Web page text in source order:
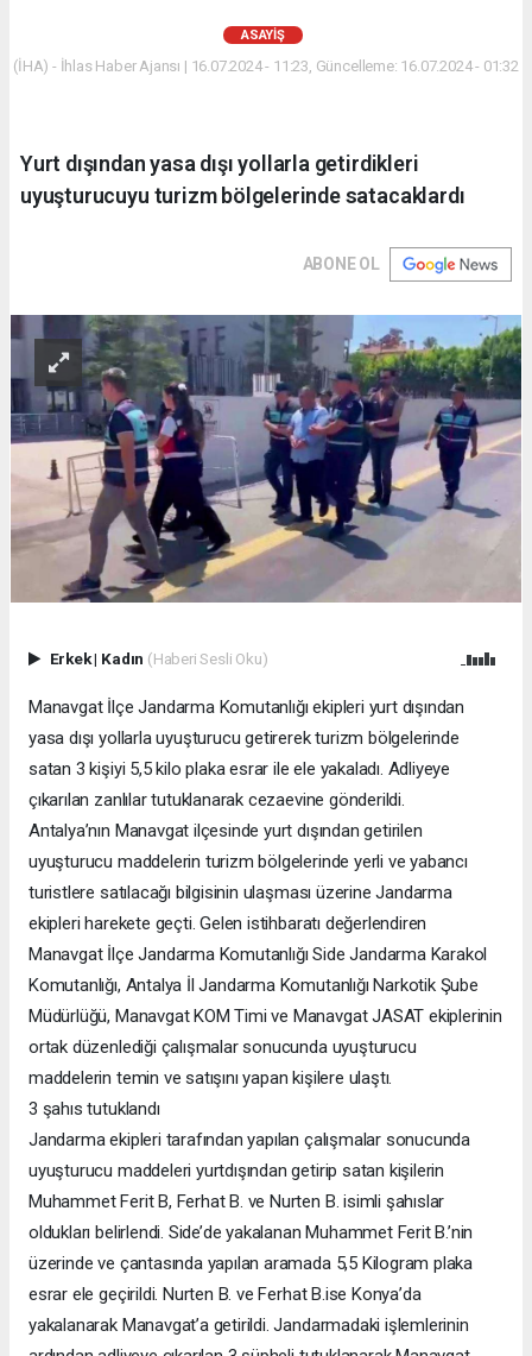
ASAYIŞ
(İHA) - İhlas Haber Ajansı | 16.07.2024 - 11:23, Güncelleme: 16.07.2024 - 01:32
Yurt dışından yasa dışı yollarla getirdikleri
uyuşturucuyu turizm bölgelerinde satacaklardı
ABONE OL
Erkek| Kadın (Haberi Sesli Oku)
Manavgat İlçe Jandarma Komutanlığı ekipleri yurt dışından
yasa dışı yollarla uyuşturucu getirerek turizm bölgelerinde
satan 3 kişiyi 5,5 kilo plaka esrar ile ele yakaladı. Adliyeye
çıkarılan zanlılar tutuklanarak cezaevine gönderildi.
Antalya’nın Manavgat ilçesinde yurt dışından getirilen
uyuşturucu maddelerin turizm bölgelerinde yerli ve yabancı
turistlere satılacağı bilgisinin ulaşması üzerine Jandarma
ekipleri harekete geçti. Gelen istihbaratı değerlendiren
Manavgat İlçe Jandarma Komutanlığı Side Jandarma Karakol
Komutanlığı, Antalya İl Jandarma Komutanlığı Narkotik Şube
Müdürlüğü, Manavgat KOM Timi ve Manavgat JASAT ekiplerinin
ortak düzenlediği çalışmalar sonucunda uyuşturucu
maddelerin temin ve satışını yapan kişilere ulaştı.
3 şahıs tutuklandı
Jandarma ekipleri tarafından yapılan çalışmalar sonucunda
uyuşturucu maddeleri yurtdışından getirip satan kişilerin
Muhammet Ferit B, Ferhat B. ve Nurten B. isimli şahıslar
oldukları belirlendi. Side’de yakalanan Muhammet Ferit B.’nin
üzerinde ve çantasında yapılan aramada 5,5 Kilogram plaka
esrar ele geçirildi. Nurten B. ve Ferhat B.ise Konya’da
yakalanarak Manavgat’a getirildi. Jandarmadaki işlemlerinin